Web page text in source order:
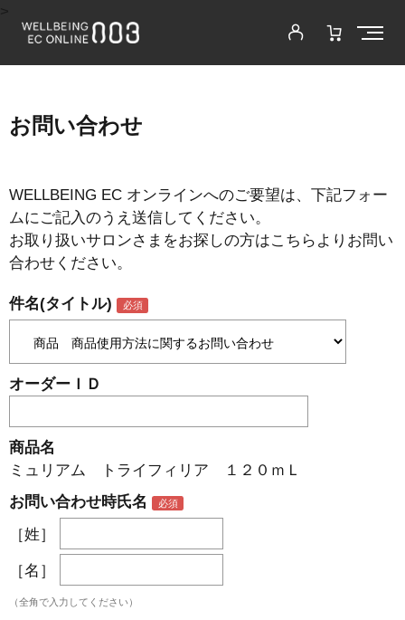
お問い合わせ
WELLBEING EC オンラインへのご要望は、下記フォー
ムにご記入のうえ送信してください。
お取り扱いサロンさまをお探しの方はこちらよりお問い
合わせください。
件名(タイトル)
オーダーＩＤ
商品名
ミュリアム トライフィリア １２０ｍＬ
お問い合わせ時氏名
［姓］
［名］
（全角で入力してください）